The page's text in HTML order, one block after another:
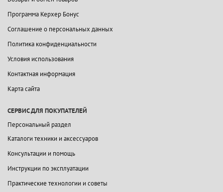
Программа Керхер Бонус
Соглашение о персональных данных
Политика конфиденциальности
Условия использования
Контактная информация
Карта сайта
СЕРВИС ДЛЯ ПОКУПАТЕЛЕЙ
Персональный раздел
Каталоги техники и аксессуаров
Консультации и помощь
Инструкции по эксплуатации
Практические технологии и советы